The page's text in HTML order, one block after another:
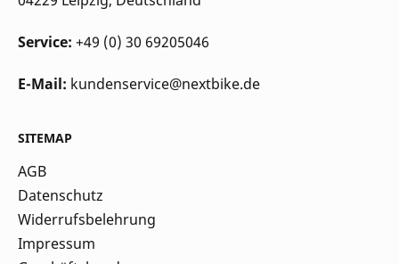
Service: +49 (0) 30 69205046
E-Mail: kundenservice@nextbike.de
SITEMAP
AGB
Datenschutz
Widerrufsbelehrung
Impressum